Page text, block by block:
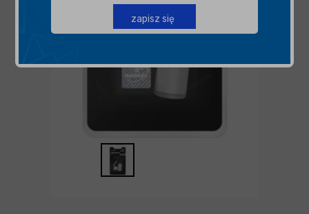
zapisz się